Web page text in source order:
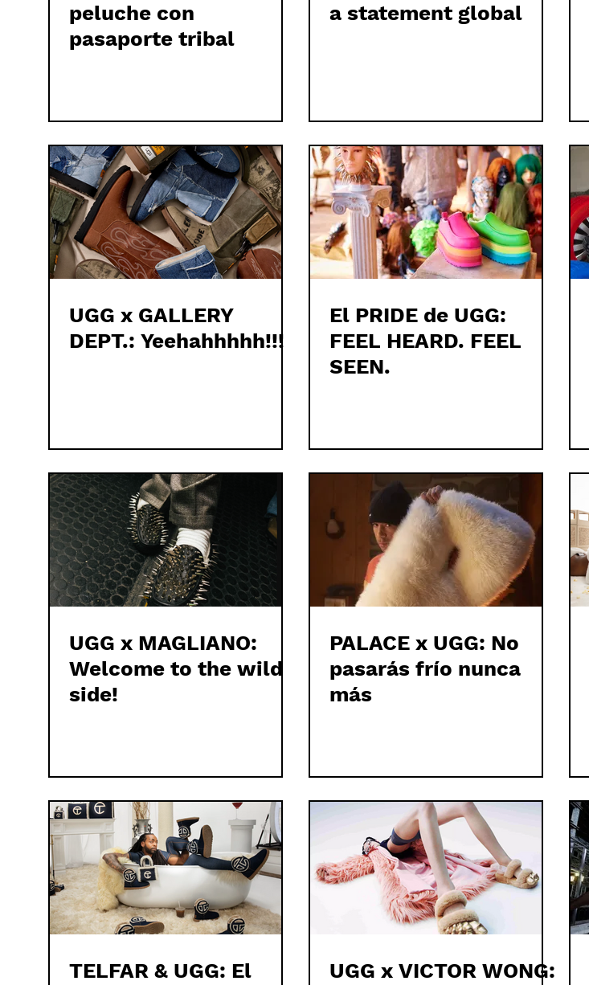
peluche con
pasaporte tribal
a statement global
UGG x GALLERY
DEPT.: Yeehahhhhh!!!
El PRIDE de UGG:
FEEL HEARD. FEEL
SEEN.
UGG x MAGLIANO:
Welcome to the wild
side!
PALACE x UGG: No
pasarás frío nunca
más
TELFAR & UGG: El
UGG x VICTOR WONG: